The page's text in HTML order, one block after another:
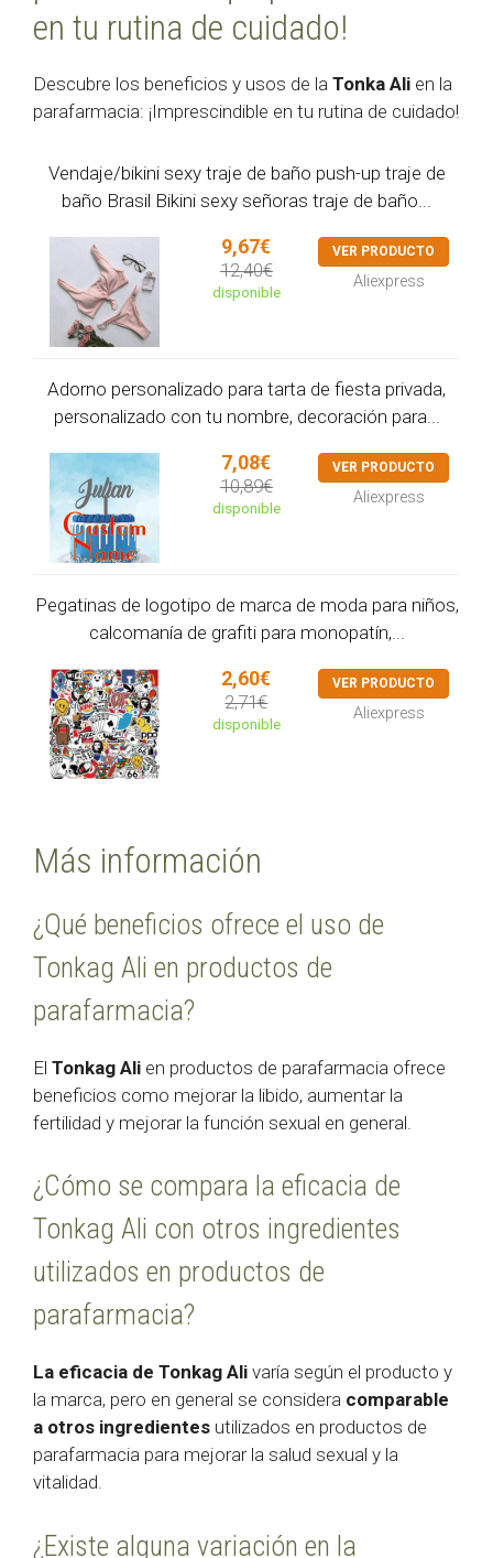
en tu rutina de cuidado!
Descubre los beneficios y usos de la Tonka Ali en la
parafarmacia: ¡Imprescindible en tu rutina de cuidado!
Vendaje/bikini sexy traje de baño push-up traje de
baño Brasil Bikini sexy señoras traje de baño...
9,67€
12,40€
disponible
VER PRODUCTO
Aliexpress
Adorno personalizado para tarta de fiesta privada,
personalizado con tu nombre, decoración para...
7,08€
10,89€
disponible
VER PRODUCTO
Aliexpress
Pegatinas de logotipo de marca de moda para niños,
calcomanía de grafiti para monopatín,...
2,60€
2,71€
disponible
VER PRODUCTO
Aliexpress
Más información
¿Qué beneficios ofrece el uso de
Tonkag Ali en productos de
parafarmacia?
El Tonkag Ali en productos de parafarmacia ofrece
beneficios como mejorar la libido, aumentar la
fertilidad y mejorar la función sexual en general.
¿Cómo se compara la eficacia de
Tonkag Ali con otros ingredientes
utilizados en productos de
parafarmacia?
La eficacia de Tonkag Ali varía según el producto y
la marca, pero en general se considera comparable
a otros ingredientes utilizados en productos de
parafarmacia para mejorar la salud sexual y la
vitalidad.
¿Existe alguna variación en la